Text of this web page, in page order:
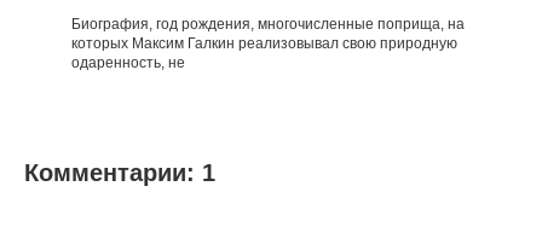
Биография, год рождения, многочисленные поприща, на
которых Максим Галкин реализовывал свою природную
одаренность, не
Комментарии: 1